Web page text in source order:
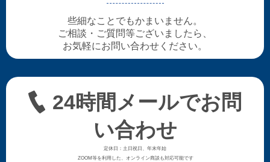
些細なことでもかまいません。
ご相談・ご質問等ございましたら、
お気軽にお問い合わせください。
24時間メールでお問
い合わせ
定休日：土日祝日、年末年始
ZOOM等を利用した、オンライン商談も対応可能です